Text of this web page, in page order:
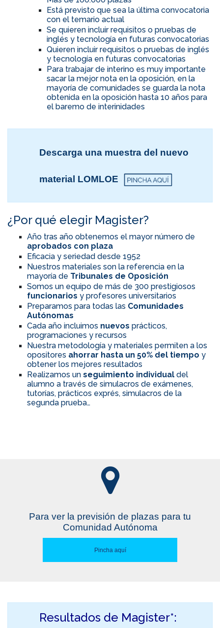
Está previsto que sea la última convocatoria
con el temario actual
Se quieren incluir requisitos o pruebas de
inglés y tecnología en futuras convocatorias
Quieren incluir requisitos o pruebas de inglés
y tecnología en futuras convocatorias
Para trabajar de interino es muy importante
sacar la mejor nota en la oposición, en la
mayoría de comunidades se guarda la nota
obtenida en la oposición hasta 10 años para
el baremo de interinidades
Descarga una muestra del nuevo
material LOMLOE
¿Por qué elegir Magister?
Año tras año obtenemos el mayor número de
aprobados con plaza
Eficacia y seriedad desde 1952
Nuestros materiales son la referencia en la
mayoría de Tribunales de Oposición
Somos un equipo de más de 300 prestigiosos
funcionarios y profesores universitarios
Preparamos para todas las Comunidades
Autónomas
Cada año incluimos nuevos prácticos,
programaciones y recursos
Nuestra metodología y materiales permiten a los
opositores ahorrar hasta un 50% del tiempo y
obtener los mejores resultados
Realizamos un seguimiento individual del
alumno a través de simulacros de exámenes,
tutorías, prácticos exprés, simulacros de la
segunda prueba…
Para ver la previsión de plazas para tu
Comunidad Autónoma
Pincha aquí
Resultados de Magister*: